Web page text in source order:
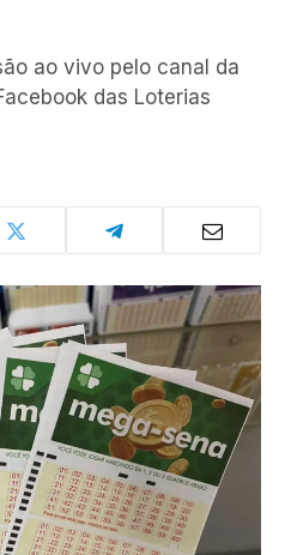
ao vivo pelo canal da
das Loterias